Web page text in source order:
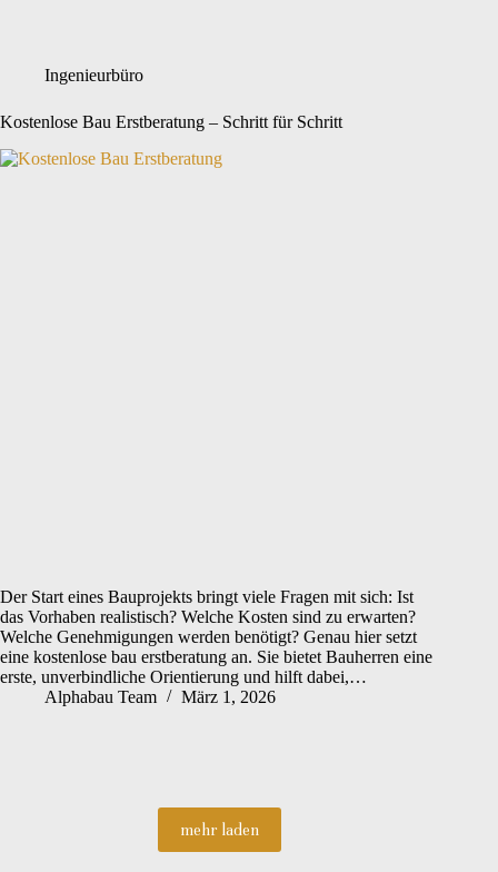
Ingenieurbüro
Kostenlose Bau Erstberatung – Schritt für Schritt
Der Start eines Bauprojekts bringt viele Fragen mit sich: Ist
das Vorhaben realistisch? Welche Kosten sind zu erwarten?
Welche Genehmigungen werden benötigt? Genau hier setzt
eine kostenlose bau erstberatung an. Sie bietet Bauherren eine
erste, unverbindliche Orientierung und hilft dabei,…
Alphabau Team
März 1, 2026
mehr laden